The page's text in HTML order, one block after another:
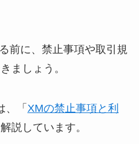
前に、禁止事項や取引規
ましょう。
、「 XMの禁止事項と利
説しています。